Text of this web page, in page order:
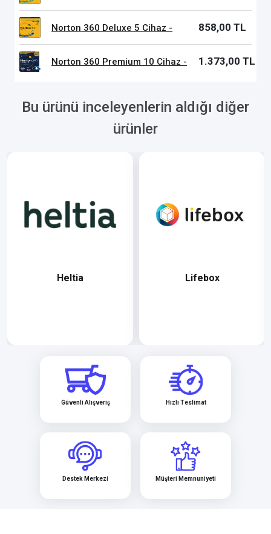
Norton 360 Deluxe 5 Cihaz - 858,00 TL
Norton 360 Premium 10 Cihaz - 1.373,00 TL
Bu ürünü inceleyenlerin aldığı diğer
ürünler
Heltia Lifebox
Güvenli Alışveriş Hızlı Teslimat
Destek Merkezi Müşteri Memnuniyeti